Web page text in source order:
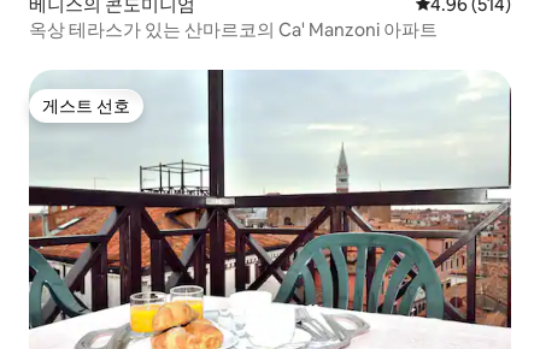
베니스의 콘도미니엄 평점 4.96점(5
4.96 (514)
옥상 테라스가 있는 산마르코의 Ca' Manzoni 아파트
게스트 선호
게스트 선호